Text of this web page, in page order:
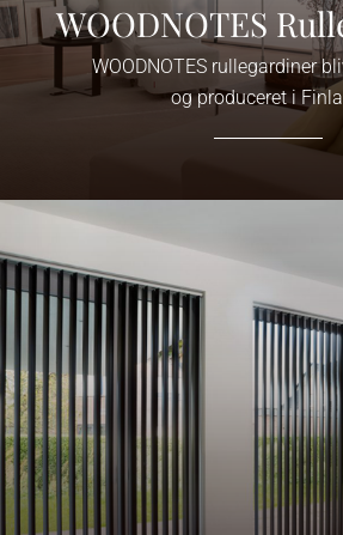
WOODNOTES
WOODNOTES rullegardiner
og produceret i